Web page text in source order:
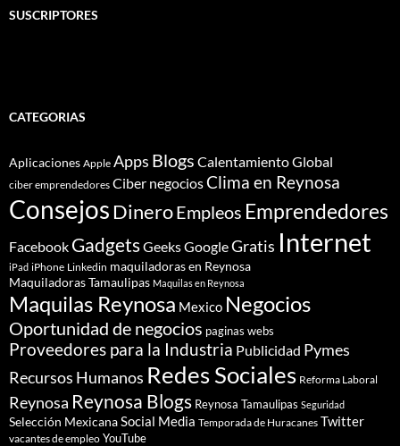
SUSCRIPTORES
CATEGORIAS
Aplicaciones Apple Apps Blogs Calentamiento Global
ciber emprendedores Ciber negociosClima en Reynosa
ConsejosDineroEmpleos Emprendedores
Facebook GadgetsGeeksGoogleGratis Internet
iPad iPhone Linkedin maquiladoras en Reynosa
Maquiladoras Tamaulipas Maquilas en Reynosa
Maquilas Reynosa Mexico Negocios
Oportunidad de negocios paginas webs
Proveedores para la Industria Publicidad Pymes
Recursos Humanos Redes Sociales Reforma Laboral
Reynosa Reynosa Blogs Reynosa Tamaulipas Seguridad
Selección MexicanaSocial Media Temporada de Huracanes Twitter
vacantes de empleo YouTube